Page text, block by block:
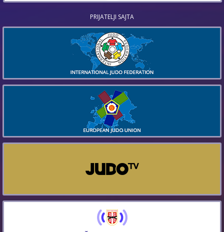
PRIJATELJI SAJTA